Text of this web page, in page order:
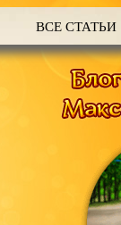
ВСЕ СТАТЬИ